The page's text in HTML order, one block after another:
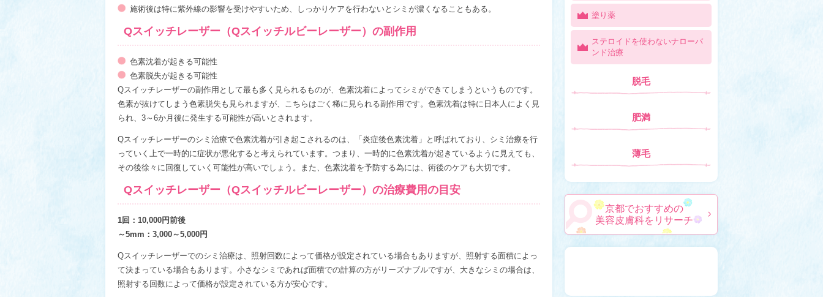
施術後は特に紫外線の影響を受けやすいため、しっかりケアを行わないとシミが濃くなることもある。
Qスイッチレーザー（Qスイッチルビーレーザー）の副作用
色素沈着が起きる可能性
色素脱失が起きる可能性
Qスイッチレーザーの副作用として最も多く見られるものが、色素沈着によってシミができてしまうというものです。
色素が抜けてしまう色素脱失も見られますが、こちらはごく稀に見られる副作用です。色素沈着は特に日本人によく見
られ、3～6か月後に発生する可能性が高いとされます。
Qスイッチレーザーのシミ治療で色素沈着が引き起こされるのは、「炎症後色素沈着」と呼ばれており、シミ治療を行
っていく上で一時的に症状が悪化すると考えられています。つまり、一時的に色素沈着が起きているように見えても、
その後徐々に回復していく可能性が高いでしょう。また、色素沈着を予防する為には、術後のケアも大切です。
Qスイッチレーザー（Qスイッチルビーレーザー）の治療費用の目安
1回：10,000円前後
～5mm：3,000～5,000円
Qスイッチレーザーでのシミ治療は、照射回数によって価格が設定されている場合もありますが、照射する面積によっ
て決まっている場合もあります。小さなシミであれば面積での計算の方がリーズナブルですが、大きなシミの場合は、
照射する回数によって価格が設定されている方が安心です。
塗り薬
ステロイドを使わないナローバ
ンド治療
脱毛
肥満
薄毛
京都でおすすめの
美容皮膚科をリサーチ